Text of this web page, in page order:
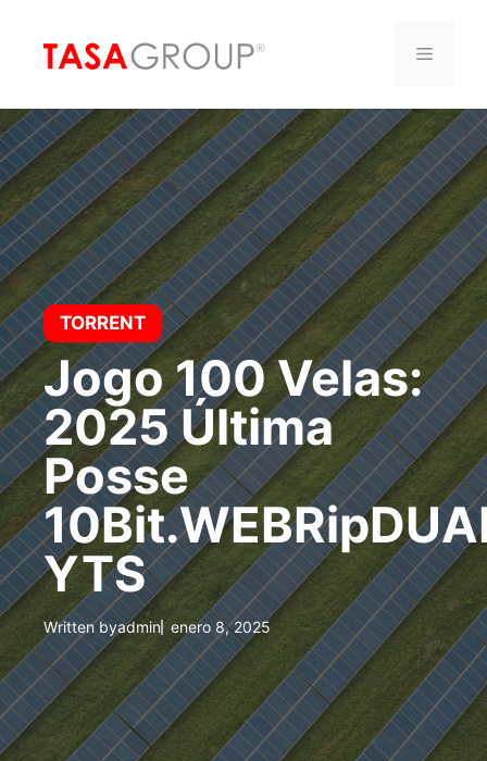
contenido
Menú
TORRENT
Jogo 100 Velas:
2025 Última
Posse
YTS
Written byadmin enero 8, 2025